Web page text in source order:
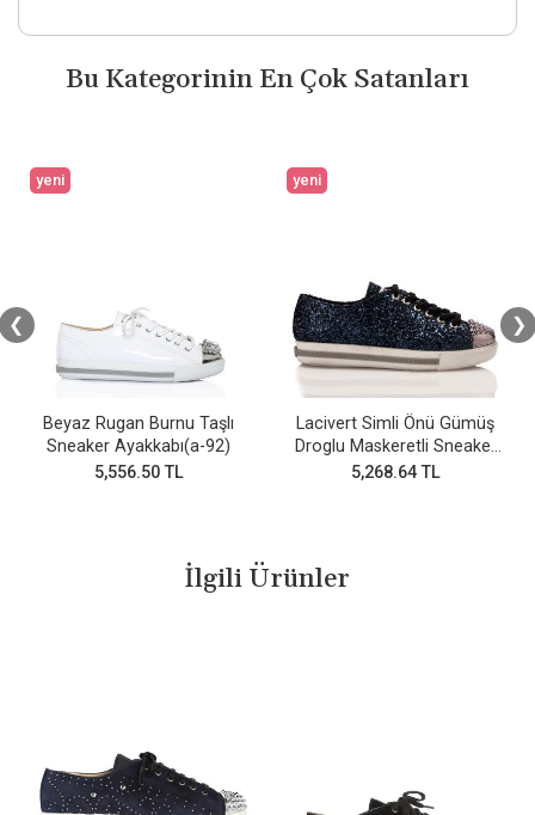
Bu Kategorinin En Çok Satanları
yeni
Beyaz Rugan Burnu Taşlı
Sneaker Ayakkabı(a-92)
5,556.50 TL
yeni
Lacivert Simli Önü Gümüş
Droglu Maskeretli Sneaker
Ayakkabı
5,268.64 TL
❮ ❯
İlgili Ürünler